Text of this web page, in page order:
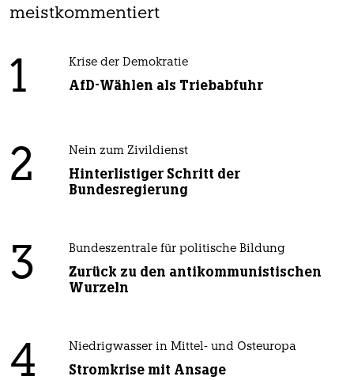
meistkommentiert
1 Krise der Demokratie
AfD-Wählen als Triebabfuhr
2 Nein zum Zivildienst
Hinterlistiger Schritt der
Bundesregierung
3 Bundeszentrale für politische Bildung
Zurück zu den antikommunistischen
Wurzeln
4 Niedrigwasser in Mittel- und Osteuropa
Stromkrise mit Ansage